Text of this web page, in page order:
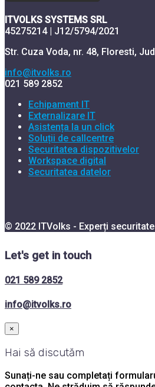
ITVOLKS SYSTEMS SRL
45275214 | J12/5794/2021
Str. Cuza Voda, nr. 48, Floresti,
info@itvolks.ro
021 589 2852
Echipament IT
Externalizare IT
Asistența la un click
Soluții de callcentre
Securitatea dispozitivelor
Workspace digital
Securitatea datelor
© 2022 ITVolks - Experți
Let's get in touch
021 589 2852
info@itvolks.ro
×
Hai să discutăm
Sunați-ne sau completați